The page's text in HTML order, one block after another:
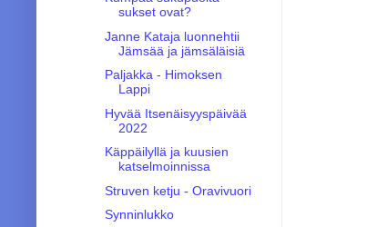
sukset ovat?
Janne Kataja luonnehtii
Jämsää ja jämsäläisiä
Paljakka - Himoksen
Lappi
Hyvää Itsenäisyyspäivää
2022
Käppäilyllä ja kuusien
katselmoinnissa
Struven ketju - Oravivuori
Synninlukko